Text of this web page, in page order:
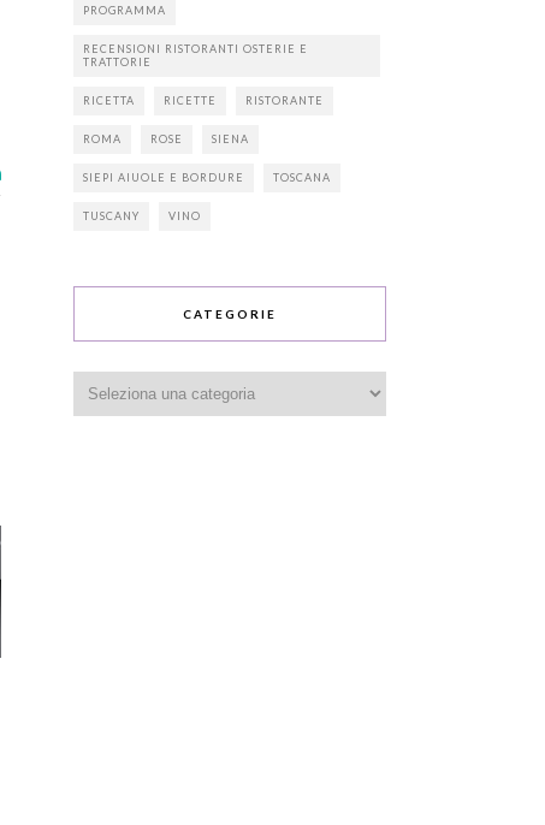
PROGRAMMA
RECENSIONI RISTORANTI OSTERIE E
TRATTORIE
RICETTA RICETTE RISTORANTE
ROMA ROSE SIENA
SIEPI AIUOLE E BORDURE TOSCANA
TUSCANY VINO
CATEGORIE